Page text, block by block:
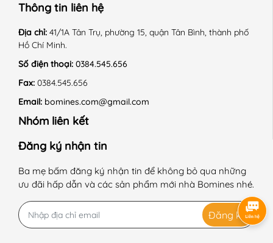
Thông tin liên hệ
Địa chỉ: 41/1A Tân Trụ, phường 15, quận Tân Bình, thành phố
Hồ Chí Minh.
Số điện thoại: 0384.545.656
Fax: 0384.545.656
Email: bomines.com@gmail.com
Nhóm liên kết
Đăng ký nhận tin
Ba mẹ bấm đăng ký nhận tin để không bỏ qua những
ưu đãi hấp dẫn và các sản phẩm mới nhà Bomines nhé.
Đăng ký